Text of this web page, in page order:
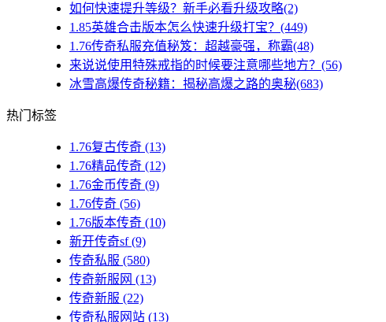
如何快速提升等级？新手必看升级攻略(2)
1.85英雄合击版本怎么快速升级打宝？(449)
1.76传奇私服充值秘笈：超越豪强，称霸(48)
来说说使用特殊戒指的时候要注意哪些地方？(56)
冰雪高爆传奇秘籍：揭秘高爆之路的奥秘(683)
热门标签
1.76复古传奇 (13)
1.76精品传奇 (12)
1.76金币传奇 (9)
1.76传奇 (56)
1.76版本传奇 (10)
新开传奇sf(9)
传奇私服 (580)
传奇新服网 (13)
传奇新服 (22)
传奇私服网站 (13)